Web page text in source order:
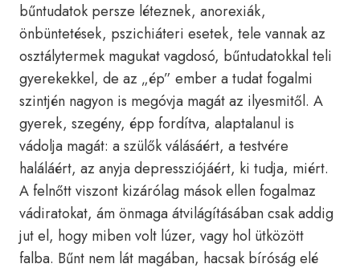
bűntudatok persze léteznek, anorexiák,
önbüntetések, pszichiáteri esetek, tele vannak az
osztálytermek magukat vagdosó, bűntudatokkal teli
gyerekekkel, de az „ép” ember a tudat fogalmi
szintjén nagyon is megóvja magát az ilyesmitől. A
gyerek, szegény, épp fordítva, alaptalanul is
vádolja magát: a szülők válásáért, a testvére
haláláért, az anyja depressziójáért, ki tudja, miért.
A felnőtt viszont kizárólag mások ellen fogalmaz
vádiratokat, ám önmaga átvilágításában csak addig
jut el, hogy miben volt lúzer, vagy hol ütközött
falba. Bűnt nem lát magában, hacsak bíróság elé